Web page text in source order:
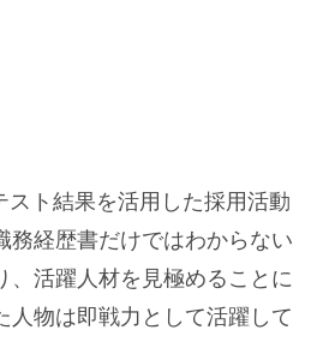
スト結果を活用した採用活動
務経歴書だけではわからない
、活躍人材を見極めることに
人物は即戦力として活躍して